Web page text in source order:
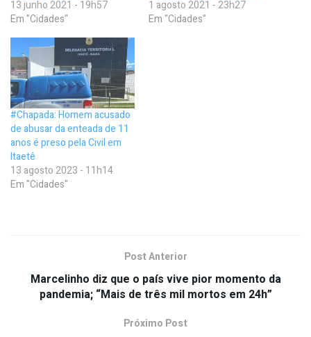
13 junho 2021 - 19h57
Em "Cidades"
1 agosto 2021 - 23h27
Em "Cidades"
#Chapada: Homem acusado
de abusar da enteada de 11
anos é preso pela Civil em
Itaetê
13 agosto 2023 - 11h14
Em "Cidades"
Post Anterior
Marcelinho diz que o país vive pior momento da
pandemia; “Mais de três mil mortos em 24h”
Próximo Post